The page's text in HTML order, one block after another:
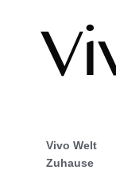
Vivo Welt
Zuhause